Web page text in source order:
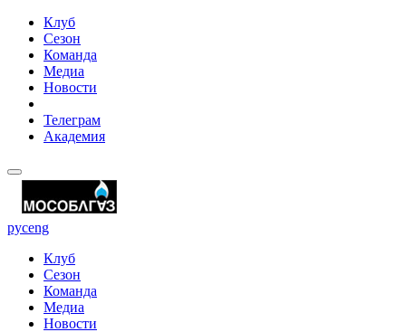
Клуб
Сезон
Команда
Медиа
Новости
Телеграм
Академия
русeng
Клуб
Сезон
Команда
Медиа
Новости